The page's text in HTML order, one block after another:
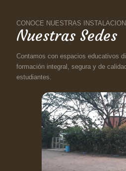
CONOCE NUESTRAS
Nuestras Sedes
Contamos con espacios educativos
formación integral, segura y de
estudiantes.